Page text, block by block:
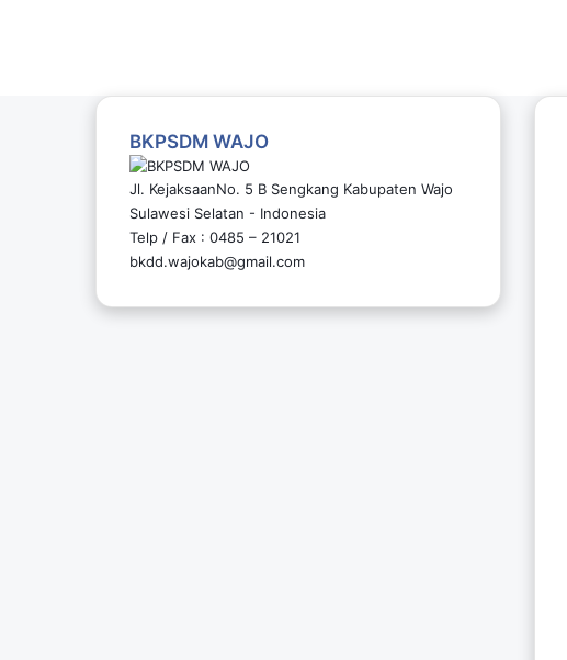
BKPSDM WAJO
Jl. KejaksaanNo. 5 B Sengkang Kabupaten Wajo
Sulawesi Selatan - Indonesia
Telp / Fax : 0485 – 21021
bkdd.wajokab@gmail.com